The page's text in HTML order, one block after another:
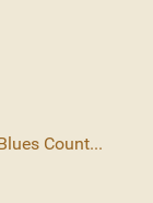
Count...